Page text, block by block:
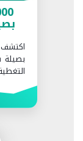
لك في Realbeauty Clinic.